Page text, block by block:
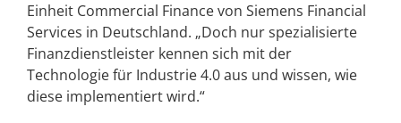
Einheit Commercial Finance von Siemens Financial
Services in Deutschland. „Doch nur spezialisierte
Finanzdienstleister kennen sich mit der
Technologie für Industrie 4.0 aus und wissen, wie
diese implementiert wird.“